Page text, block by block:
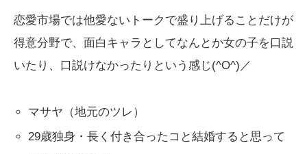
恋愛市場では他愛ないトークで盛り上げることだけが
得意分野で、面白キャラとしてなんとか女の子を口説
いたり、口説けなかったりという感じ(^O^)／
マサヤ（地元のツレ）
29歳独身・長く付き合ったコと結婚すると思って